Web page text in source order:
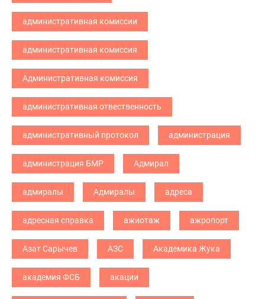
административная комиссии
административная комиссия
Административная комиссия
административная отвественность
административный протокол администрация
администрация БМР Адмирал
адмиралы Адмиралы адреса
адресная справка ажиотаж ажропорт
Азат Сарычев АЗС Академика Жука
академия ФСБ акации